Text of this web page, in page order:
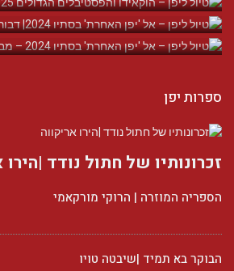
ספרות יפן
זכרונותיו של חתול נודד |הירו
הספריה המוזרה | הרוקי מורקאמי
הבוקר בא תמיד |שיבטה טויו